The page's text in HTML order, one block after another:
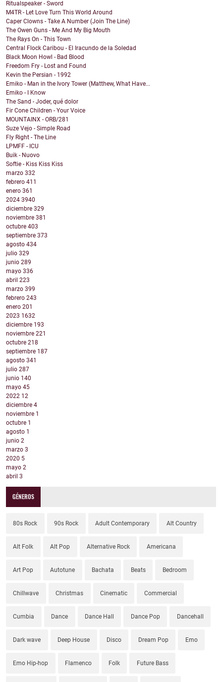
Ritualspeaker - Sword
M4TR - Let Love Turn This World Around
Caper Clowns - Take A Number (Join The Line)
The Owen Guns - Me And My Big Mouth
The Rays On - This Town
Central Flock Caribou - El Iracundo de la Soledad
Black Moon Howl - Bad Blood
Freedom Fry - Lost and Found
Kevin the Persian - 1992
Emiko - Man in the Ivory Tower (Matthew, What Have...
Emiko - I Know
The Sand - Joder, qué dolor
Fir Cone Children - Your Voice
MOUNTAINX - ORB/281
Suze Vejo - Simple Road
Fly Right - The Line
LPMFF - ICU
Buik - Nuovo
Softie - Kiss Kiss Kiss
marzo 332
febrero 411
enero 361
2024 3940
diciembre 329
noviembre 381
octubre 403
septiembre 373
agosto 434
julio 329
junio 289
mayo 336
abril 223
marzo 399
febrero 243
enero 201
2023 1632
diciembre 193
noviembre 221
octubre 218
septiembre 187
agosto 341
julio 287
junio 140
mayo 45
2022 12
diciembre 4
noviembre 1
octubre 1
agosto 1
junio 2
marzo 3
2020 5
mayo 2
abril 3
GÉNEROS
80s Rock 90s Rock Adult Contemporary Alt Country
Alt Folk Alt Pop Alternative Rock Americana
Art Pop Autotune Bachata Beats Bedroom
Chillwave Christmas Cinematic Commercial
Cumbia Dance Dance Hall Dance Pop Dancehall
Dark wave Deep House Disco Dream Pop Emo
Emo Hip-hop Flamenco Folk Future Bass